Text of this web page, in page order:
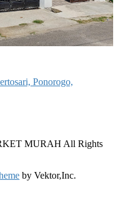
Ponorogo,
MURAH All Rights
by Vektor,Inc.